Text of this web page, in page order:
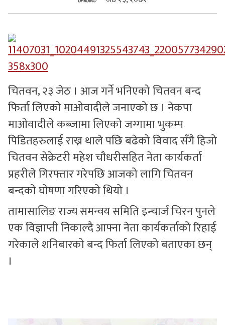
सुचनाहरु
स्वास्थ्य
भिडियो
चितवन, २३ जेठ । आज गर्ने भनिएको चितवन बन्द
फिर्ता लिएको माओवादीले जनाएको छ । नेकपा
माओवादीले कब्जामा लिएको जग्गामा भुकम्प
पिडितहरुलाई राख्न थाले पछि बढेको विवाद सँगै हिजो
चितवन सेक्रेटरी महेश चाैधरीसहित नेता कार्यकर्ता
प्रहरीले गिरफ्तार गरेपछि आजको लागि चितवन
बन्दको घोषणा गरिएको थियो ।
तामासालिङ राज्य समन्वय समिति इन्चार्ज चिरन पुनले
एक विज्ञाप्ती निकाल्दै आफ्ना नेता कार्यकर्ताको रिहाई
गरेकाले शनिबारको बन्द फिर्ता लिएको बताएका छन्
।